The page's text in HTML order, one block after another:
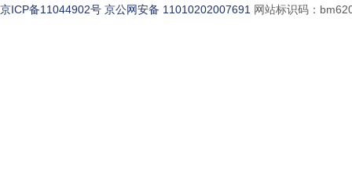
京ICP备11044902号 京公网安备 11010202007691 网站标识码：